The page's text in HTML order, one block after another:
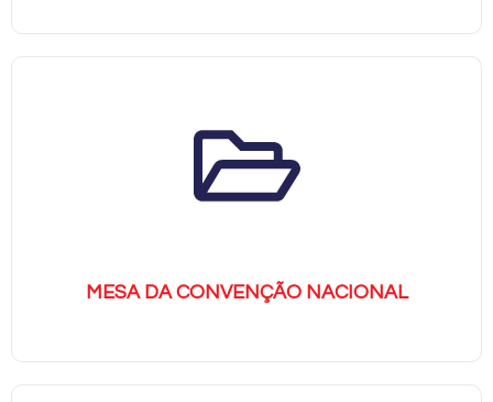
MESA DA CONVENÇÃO NACIONAL